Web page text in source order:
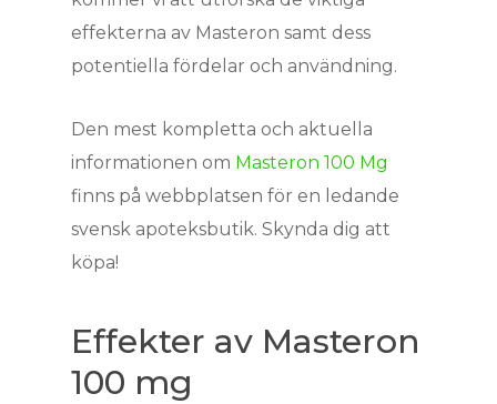
effekterna av Masteron samt dess
potentiella fördelar och användning.
Den mest kompletta och aktuella
informationen om Masteron 100 Mg
finns på webbplatsen för en ledande
svensk apoteksbutik. Skynda dig att
köpa!
Effekter av Masteron
100 mg